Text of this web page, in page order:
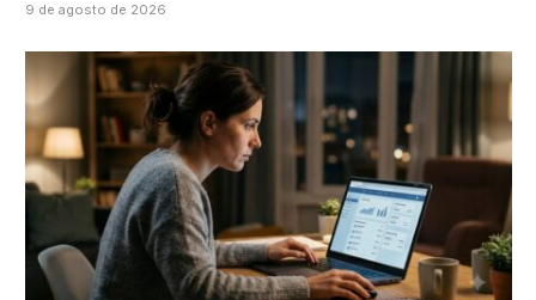
9 de agosto de 2026